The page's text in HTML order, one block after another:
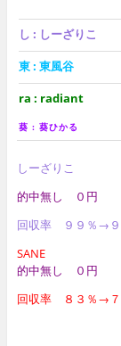
し : しーざりこ
東 : 東風谷
ra : radiant
葵 : 葵ひかる
しーざりこ
的中無し ０円
回収率 ９９％→９
SANE
的中無し ０円
回収率 ８３％→７